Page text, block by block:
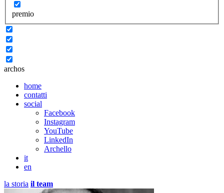
premio
archos
home
contatti
social
Facebook
Instagram
YouTube
LinkedIn
Archello
it
en
la storia il team